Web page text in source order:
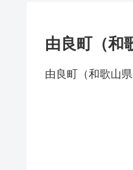
由良町（和
由良町（和歌山